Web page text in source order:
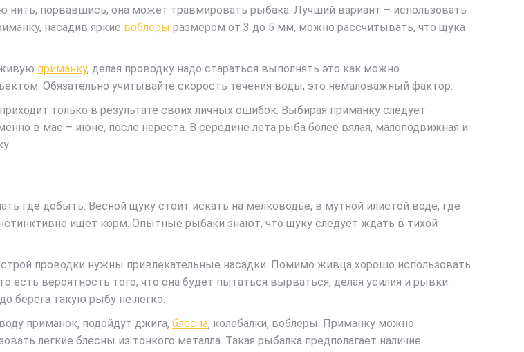
нить, порвавшись, она может травмировать рыбака. Лучший вариант – использовать
насадив яркие воблеры размером от 3 до 5 мм, можно рассчитывать, что щука
приманку, делая проводку надо стараться выполнять это как можно
Обязательно учитывайте скорость течения воды, это немаловажный фактор.
только в результате своих личных ошибок. Выбирая приманку следует
в мае – июне, после нереста. В середине лета рыба более вялая, малоподвижная и
где добыть. Весной щуку стоит искать на мелководье, в мутной илистой воде, где
ищет корм. Опытные рыбаки знают, что щуку следует ждать в тихой
проводки нужны привлекательные насадки. Помимо живца хорошо использовать
есть вероятность того, что она будет пытаться вырваться, делая усилия и рывки.
берега такую рыбу не легко.
приманок, подойдут джига, блесна, колебалки, воблеры. Приманку можно
легкие блесны из тонкого металла. Такая рыбалка предполагает наличие